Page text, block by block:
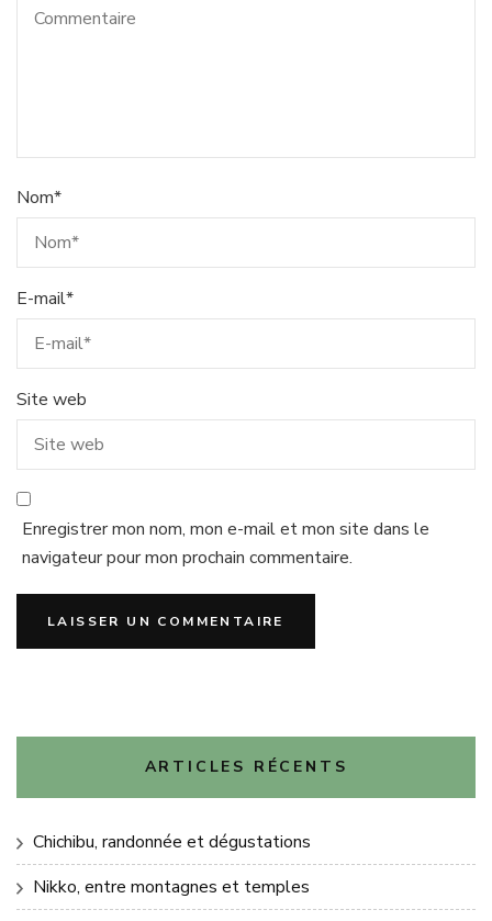
Nom*
E-mail*
Site web
Enregistrer mon nom, mon e-mail et mon site dans le
navigateur pour mon prochain commentaire.
ARTICLES RÉCENTS
Chichibu, randonnée et dégustations
Nikko, entre montagnes et temples